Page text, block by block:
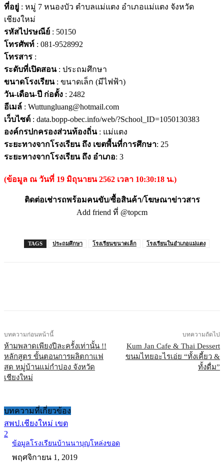
ที่อยู่ : หมู่ 7 หนองบัว ตำบลแม่แตง อำเภอแม่แตง จังหวัด
เชียงใหม่
รหัสไปรษณีย์ : 50150
โทรศัพท์ : 081-9528992
โทรสาร :
ระดับที่เปิดสอน: ประถมศึกษา
ขนาดโรงเรียน: ขนาดเล็ก (มีไฟฟ้า)
วัน-เดือน-ปี ก่อตั้ง : 2482
อีเมล์ : Wuttungluang@hotmail.com
เว็บไซต์ : data.bopp-obec.info/web/?School_ID=1050130383
องค์กรปกครองส่วนท้องถิ่น: แม่แตง
ระยะทางจากโรงเรียน ถึง เขตพื้นที่การศึกษา: 25
ระยะทางจากโรงเรียน ถึง อำเภอ: 3
(ข้อมูล ณ วันที่ 19 มิถุนายน 2562 เวลา 10:30:18 น.)
ติดต่อเช่ารถพร้อมคนขับ/ซื้อสินค้า/โฆษณาข่าวสาร
Add friend ที่ @topcm
TAGS ประถมศึกษา โรงเรียนขนาดเล็ก โรงเรียนในอำเภอแม่แตง
บทความก่อนหน้านี้
ห้ามพลาดเพียงปีละครั้งเท่านั้น !!
หลักสูตร ขั้นตอนการผลิตกาแฟ
สด หมู่บ้านแม่กำปอง จังหวัด
เชียงใหม่
บทความถัดไป
Kum Jan Cafe & Thai Dessert
ขนมไทยอะไรเอ่ย “ทั้งเคี้ยว &
ทั้งดื่ม”
บทความที่เกี่ยวข้อง
สพป.เชียงใหม่ เขต
2
ข้อมูลโรงเรียนบ้านนาบุญโหล่งขอด
พฤศจิกายน 1, 2019